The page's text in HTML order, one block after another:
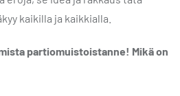
kaikilla ja kaikkialla.
partiomuistoistanne! Mikä on